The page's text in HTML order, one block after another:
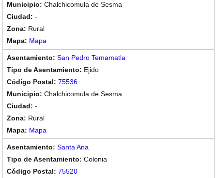
Chalchicomula de Sesma
-
Rural
Mapa
San Pedro Temamatla
Ejido
75536
Chalchicomula de Sesma
-
Rural
Mapa
Santa Ana
Colonia
75520